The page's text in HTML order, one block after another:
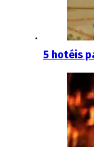
5 hotéis